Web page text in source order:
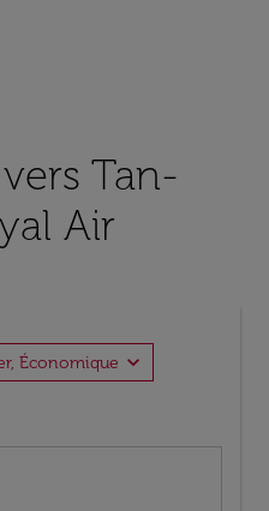
Tan-
Air
Économique expand_more